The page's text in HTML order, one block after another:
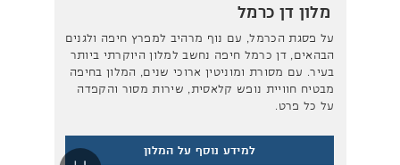
מלון דן כרמל
על פסגת הכרמל, עם נוף מרהיב למפרץ חיפה ולגנים
הבהאים, דן כרמל חיפה נחשב למלון היוקרתי ביותר
בעיר. עם מסורת ומוניטין ארוכי שנים, המלון בחיפה
מבטיח חוויית נופש קלאסית, שירות מסור והקפדה
על כל פרט.
למידע נוסף על המלון